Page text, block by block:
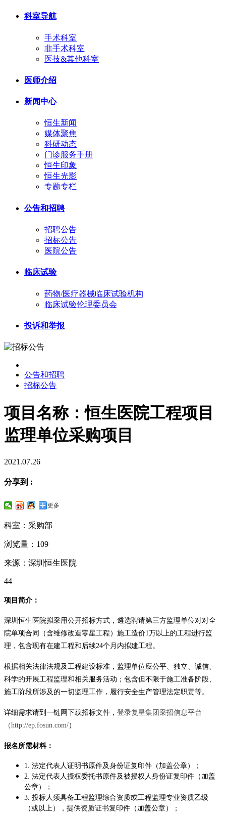
科室导航
手术科室
非手术科室
医技&其他科室
医师介绍
新闻中心
恒生新闻
媒体聚焦
科研动态
门诊服务手册
恒生印象
恒生光影
专题专栏
公告和招聘
招聘公告
招标公告
医院公告
临床试验
药物/医疗器械临床试验机构
临床试验伦理委员会
投诉和举报
公告和招聘
招标公告
项目名称：恒生医院工程项目
监理单位采购项目
2021.07.26
分享到 :
更多
科室：采购部
浏览量：109
来源：深圳恒生医院
44
项目简介：
深圳恒生医院拟采用公开招标方式，遴选聘请第三方监理单位对对全
院单项合同（含维修改造零星工程）施工造价1万以上的工程进行监
理，包含现有在建工程和后续24个月内拟建工程。
根据相关法律法规及工程建设标准，监理单位应公平、独立、诚信、
科学的开展工程监理和相关服务活动；包含但不限于施工准备阶段、
施工阶段所涉及的一切监理工作，履行安全生产管理法定职责等。
详细需求请到一链网下载招标文件， 登录复星集团采招信息平台
（http://ep.fosun.com/）
报名所需材料：
1. 法定代表人证明书原件及身份证复印件（加盖公章）；
2. 法定代表人授权委托书原件及被授权人身份证复印件（加盖
公章）；
3. 投标人须具备工程监理综合资质或工程监理专业资质乙级
（或以上），提供资质证书复印件（加盖公章）；